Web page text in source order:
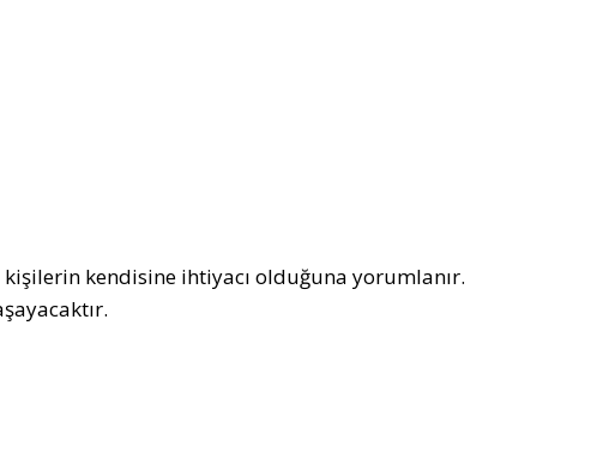
kişilerin kendisine ihtiyacı olduğuna yorumlanır.